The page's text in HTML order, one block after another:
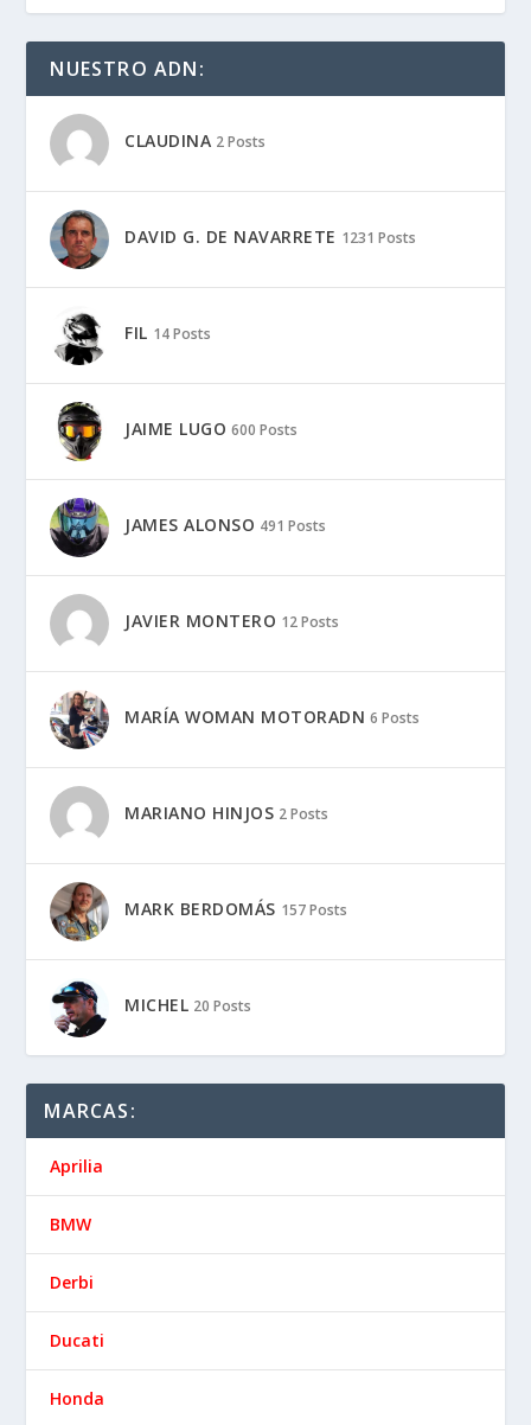
NUESTRO ADN:
CLAUDINA 2 Posts
DAVID G. DE NAVARRETE 1231 Posts
FIL 14 Posts
JAIME LUGO 600 Posts
JAMES ALONSO 491 Posts
JAVIER MONTERO 12 Posts
MARÍA WOMAN MOTORADN 6 Posts
MARIANO HINJOS 2 Posts
MARK BERDOMÁS 157 Posts
MICHEL 20 Posts
MARCAS:
Aprilia
BMW
Derbi
Ducati
Honda